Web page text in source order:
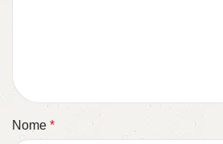
Nome *